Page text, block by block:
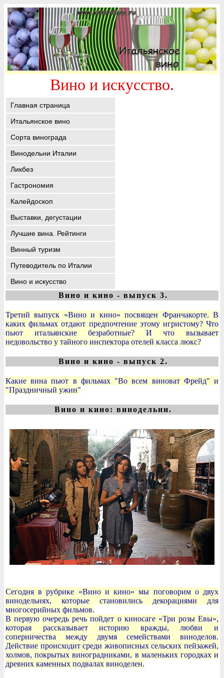
Вино и искусство.
Главная страница
Итальянское вино
Сорта винограда
Винодельни Италии
Ликбез
Гастрономия
Калейдоскоп
Выставки, дегустации
Лучшие вина. Рейтинги
Винный туризм
Путеводитель по Италии
Вино и искусство
Вино и кино - выпуск 3.
Третий выпуск «Вино и кино» посвящен Франчакорте. В
каких фильмах отдают предпочтение этому игристому? Что
пьют итальянские безработные? И что вызывает
недовольство у тайного инспектора отелей класса люкс?
Вино и кино - выпуск 2.
Какие вина пьют в фильмах "Во всем виноват Фрейд" и
"Праздничный ужин"
Вино и кино: винодельни.
Сегодня в рубрике «Вино и кино» мы поговорим о двух
винодельнях, которые становились декорациями для
многосерийных фильмов.
В первую очередь речь пойдет о киносаге «Три розы Евы»,
которая рассказывает историю вражды, любви и
соперничества между двумя семействами виноделов.
Действие происходит среди живописных сельских пейзажей,
холмов, покрытых виноградниками, в маленьких городках и
древних каменных подвалах виноделен.